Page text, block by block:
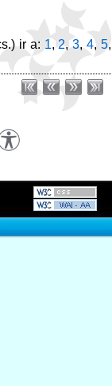
ir a: 1,2,3,4,5,